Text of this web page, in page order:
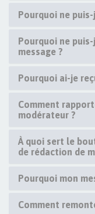
Pourquoi ne
Pourquoi ne
message ?
Pourquoi ai-je
Comment
modérateur ?
À quoi sert le
de rédaction de
Pourquoi mon
Comment